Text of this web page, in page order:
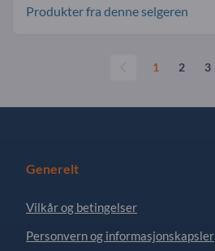
Produkter fra denne selgeren
1 2 3
Generelt
Vilkår og betingelser
Personvern og informasjonskapsler